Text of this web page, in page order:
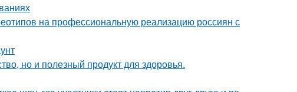
на профессиональную реализацию россиян с
но и полезный продукт для здоровья.